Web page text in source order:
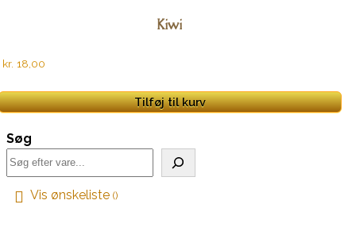
Kiwi
kr. 18,00
Tilføj til kurv
Søg
Vis ønskeliste